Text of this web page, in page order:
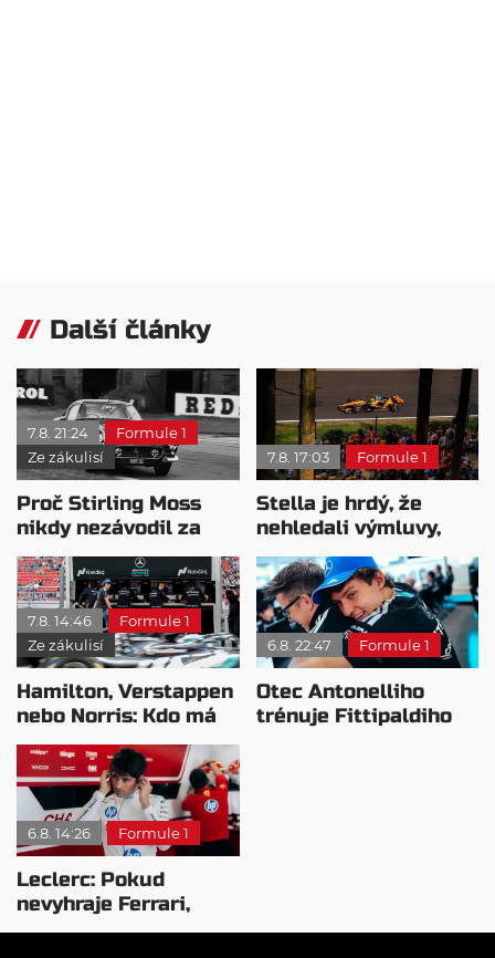
Další články
7.8. 21:24
Formule 1
Ze zákulisí
Proč Stirling Moss
nikdy nezávodil za
Ferrariho
7.8. 17:03 Formule 1
Stella je hrdý, že
nehledali výmluvy,
proč nedokážou
bojovat o titul
7.8. 14:46
Formule 1
Ze zákulisí
Hamilton, Verstappen
nebo Norris: Kdo má
nejvyšší plat?
6.8. 22:47 Formule 1
Otec Antonelliho
trénuje Fittipaldiho
6.8. 14:26 Formule 1
Leclerc: Pokud
nevyhraje Ferrari,
přeji titul